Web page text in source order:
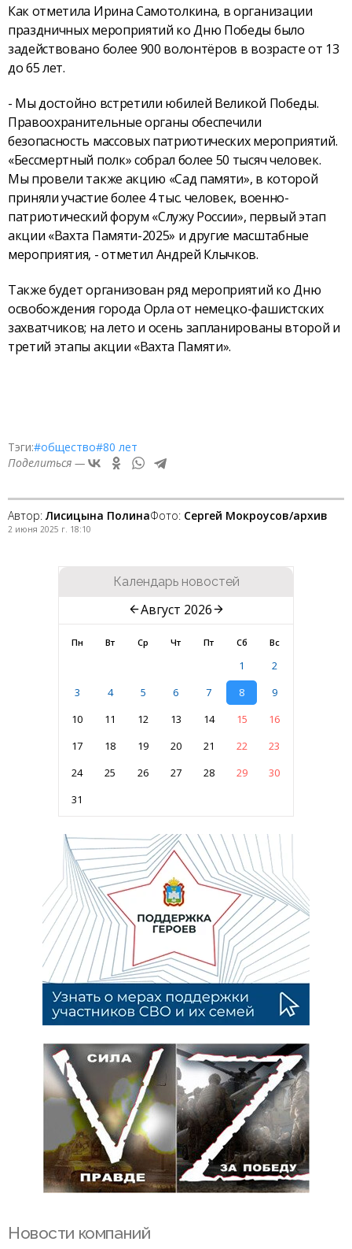
Как отметила Ирина Самотолкина, в организации
праздничных мероприятий ко Дню Победы было
задействовано более 900 волонтёров в возрасте от 13
до 65 лет.
- Мы достойно встретили юбилей Великой Победы.
Правоохранительные органы обеспечили
безопасность массовых патриотических мероприятий.
«Бессмертный полк» собрал более 50 тысяч человек.
Мы провели также акцию «Сад памяти», в которой
приняли участие более 4 тыс. человек, военно-
патриотический форум «Служу России», первый этап
акции «Вахта Памяти-2025» и другие масштабные
мероприятия, - отметил Андрей Клычков.
Также будет организован ряд мероприятий ко Дню
освобождения города Орла от немецко-фашистских
захватчиков; на лето и осень запланированы второй и
третий этапы акции «Вахта Памяти».
Тэги:#общество#80 лет
Поделиться —
Автор: Лисицына ПолинаФото: Сергей Мокроусов/архив
2 июня 2025 г. 18:10
Календарь новостей
Август 2026
Пн Вт Ср Чт Пт Сб Вс
1
2
3
4 5 6 7 8
9
10
11 12 13 14 15
16
17
18 19 20 21 22
23
24
25 26 27 28 29
30
31
Новости компаний